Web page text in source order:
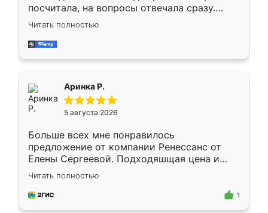
посчитала, на вопросы отвечала сразу.
Замерщик приехал в субботу, подошёл к
делу со всей ответственностью. Собрали
за день, ребята работали аккуратно, даже
Читать полностью
Аринка Р.
5 августа 2026
Больше всех мне понравилось
предложение от компании Ренессанс от
Елены Сергеевой. Подходяшщая цена и
короткие сроки изготовления. Приехавший
для замера сотрудник Владислав
предложил по моему эскизу самый
Читать полностью
1